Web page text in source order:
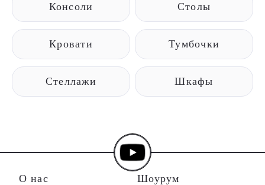
Консоли Столы
Кровати Тумбочки
Стеллажи Шкафы
О нас
Шоурум